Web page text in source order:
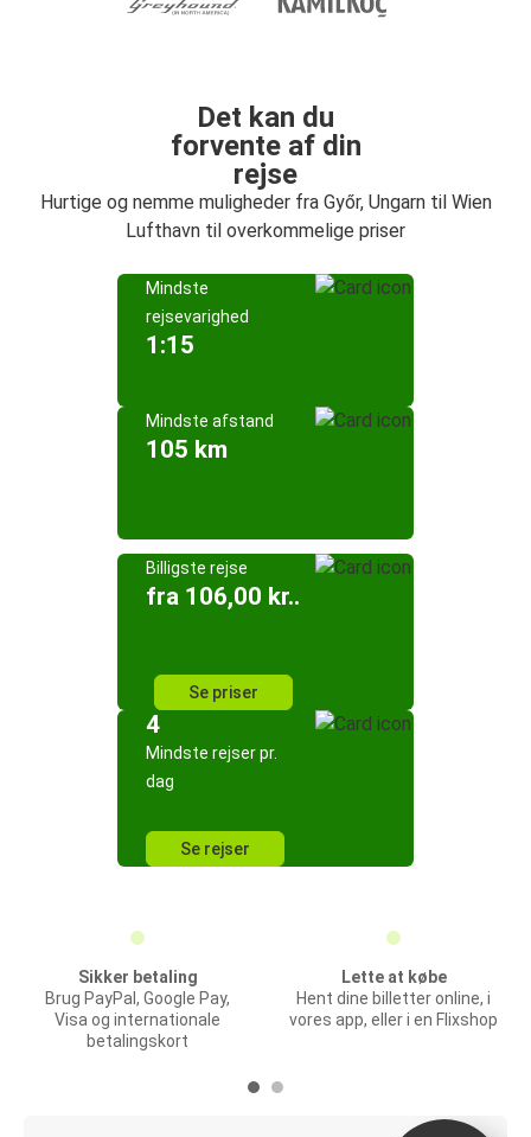
Det kan du
forvente af din
rejse
Hurtige og nemme muligheder fra Győr, Ungarn til Wien
Lufthavn til overkommelige priser
Mindste
rejsevarighed
1:15
Mindste afstand
105 km
Billigste rejse
fra 106,00 kr..
Se priser
4
Mindste rejser pr.
dag
Se rejser
Sikker betaling
Brug PayPal, Google Pay,
Visa og internationale
betalingskort
Lette at købe
Hent dine billetter online, i
vores app, eller i en Flixshop